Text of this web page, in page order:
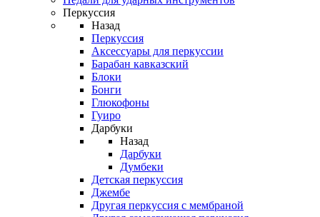
Перкуссия
Назад
Перкуссия
Аксессуары для перкуссии
Барабан кавказский
Блоки
Бонги
Глюкофоны
Гуиро
Дарбуки
Назад
Дарбуки
Думбеки
Детская перкуссия
Джембе
Другая перкуссия с мембраной